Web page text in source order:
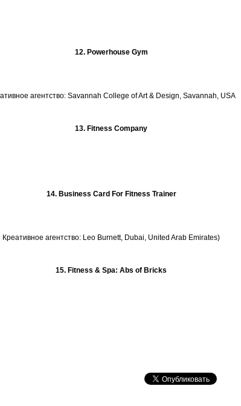
12. Powerhouse Gym
агентство: Savannah College of Art & Design, Savannah, USA
13. Fitness Company
14. Business Card For Fitness Trainer
Креативное агентство: Leo Burnett, Dubai, United Arab Emirates)
15. Fitness & Spa: Abs of Bricks